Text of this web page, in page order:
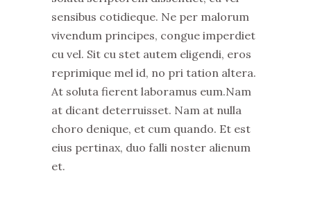
sensibus cotidieque. Ne per malorum
vivendum principes, congue imperdiet
cu vel. Sit cu stet autem eligendi, eros
reprimique mel id, no pri tation altera.
At soluta fierent laboramus eum.Nam
at dicant deterruisset. Nam at nulla
choro denique, et cum quando. Et est
eius pertinax, duo falli noster alienum
et.